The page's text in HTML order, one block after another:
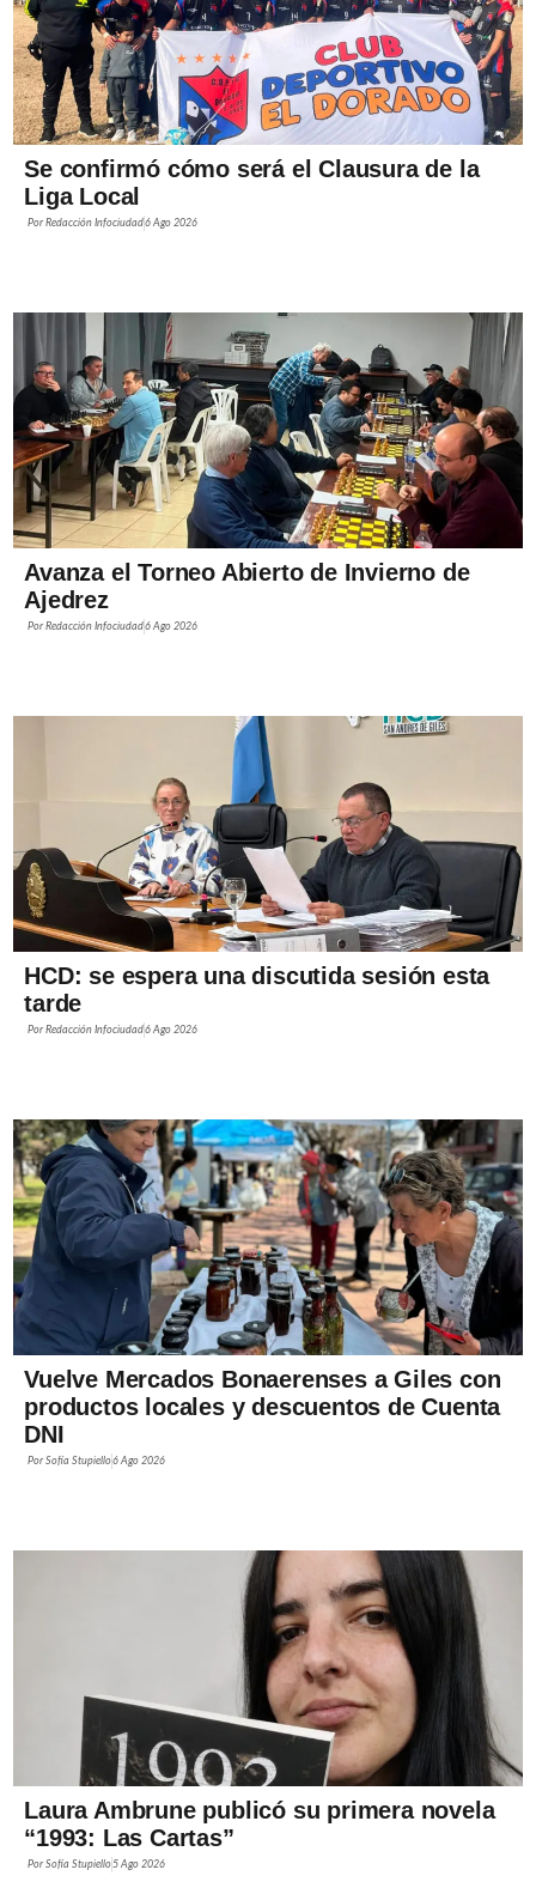
Se confirmó cómo será el Clausura de la
Liga Local
PorRedacción Infociudad6 Ago 2026
Avanza el Torneo Abierto de Invierno de
Ajedrez
PorRedacción Infociudad6 Ago 2026
HCD: se espera una discutida sesión esta
tarde
PorRedacción Infociudad6 Ago 2026
Vuelve Mercados Bonaerenses a Giles con
productos locales y descuentos de Cuenta
DNI
PorSofía Stupiello6 Ago 2026
Laura Ambrune publicó su primera novela
“1993: Las Cartas”
PorSofía Stupiello5 Ago 2026